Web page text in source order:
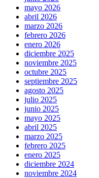
mayo 2026
abril 2026
marzo 2026
febrero 2026
enero 2026
diciembre 2025
noviembre 2025
octubre 2025
septiembre 2025
agosto 2025
julio 2025
junio 2025
mayo 2025
abril 2025
marzo 2025
febrero 2025
enero 2025
diciembre 2024
noviembre 2024